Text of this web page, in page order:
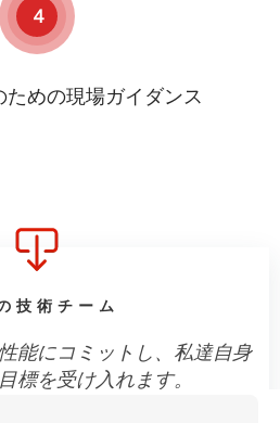
4
めの現場ガイダンス
技術チーム
能にコミットし、私達自身
標を受け入れます。